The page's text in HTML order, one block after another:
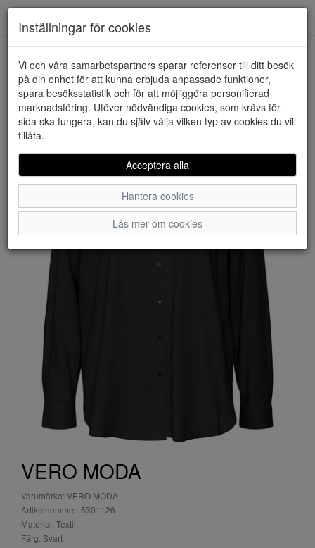
HEM VERO MODA
VERO MODA
Varumärke: VERO MODA
Artikelnummer: 5301126
Material: Textil
Färg: Svart
Inställningar för cookies
Vi och våra samarbetspartners sparar referenser till ditt besök
på din enhet för att kunna erbjuda anpassade funktioner,
spara besöksstatistik och för att möjliggöra personifierad
marknadsföring. Utöver nödvändiga cookies, som krävs för
sida ska fungera, kan du själv välja vilken typ av cookies du vill
tillåta.
Acceptera alla
Hantera cookies
Läs mer om cookies